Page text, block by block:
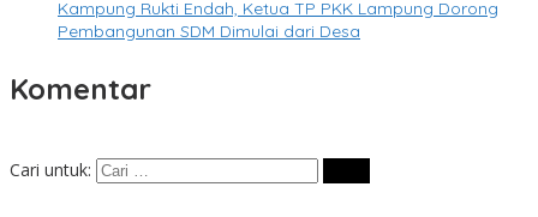
Kampung Rukti Endah, Ketua TP PKK Lampung Dorong
Pembangunan SDM Dimulai dari Desa
Komentar
Cari untuk: